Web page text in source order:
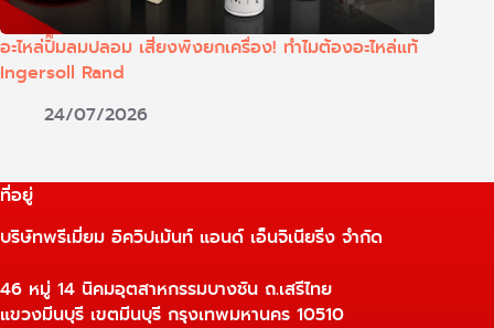
อะไหล่ปั๊มลมปลอม เสี่ยงพังยกเครื่อง! ทำไมต้องอะไหล่แท้
Ingersoll Rand
24/07/2026
ที่อยู่
บริษัทพรีเมี่ยม อิควิปเม้นท์ แอนด์ เอ็นจิเนียริ่ง จำกัด
46 หมู่ 14 นิคมอุตสาหกรรมบางชัน ถ.เสรีไทย
แขวงมีนบุรี เขตมีนบุรี กรุงเทพมหานคร 10510